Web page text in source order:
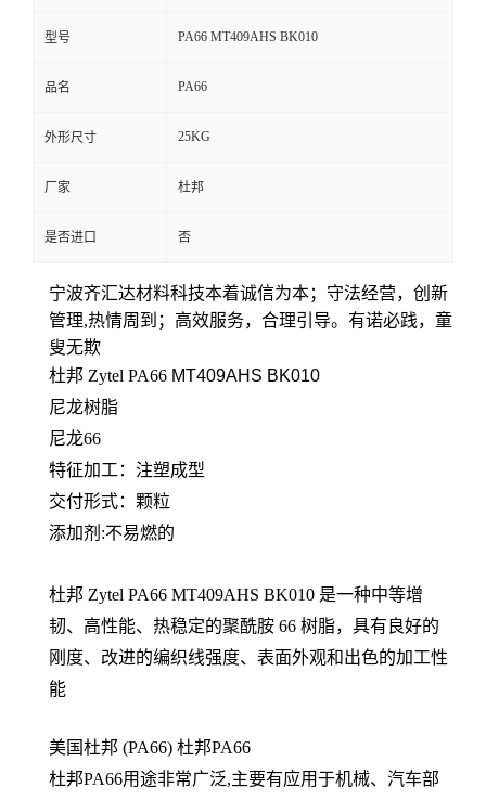
言
型号 PA66 MT409AHS BK010
品名 PA66
外形尺寸 25KG
厂家 杜邦
是否进口 否
宁波齐汇达材料科技本着诚信为本；守法经营，创新
管理,热情周到；高效服务，合理引导。有诺必践，童
叟无欺
杜邦 Zytel PA66 MT409AHS BK010
尼龙树脂
尼龙66
特征加工： 注塑成型
交付形式：颗粒
添加剂:不易燃的
杜邦 Zytel PA66 MT409AHS BK010 是一种中等增
韧、高性能、热稳定的聚酰胺 66 树脂，具有良好的
刚度、改进的编织线强度、表面外观和出色的加工性
能
美国杜邦 (PA66) 杜邦PA66
杜邦PA66用途非常广泛,主要有应用于机械、汽车部